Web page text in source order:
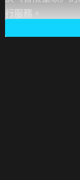
行服務。
文章內也提到，